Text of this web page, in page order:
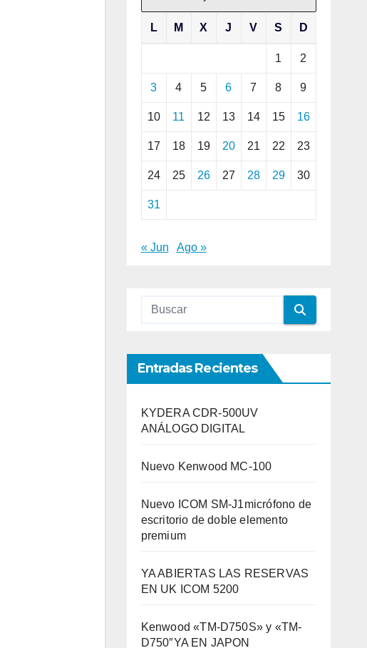
L M X J V S D
1 2
3 4 5 6 7 8 9
10 11 12 13 14 15 16
17 18 19 20 21 22 23
24 25 26 27 28 29 30
31
« Jun Ago »
Entradas Recientes
KYDERA CDR-500UV
ANÁLOGO DIGITAL
Nuevo Kenwood MC-100
Nuevo ICOM SM-J1micrófono de
escritorio de doble elemento
premium
YA ABIERTAS LAS RESERVAS
EN UK ICOM 5200
Kenwood «TM-D750S» y «TM-
D750″YA EN JAPON